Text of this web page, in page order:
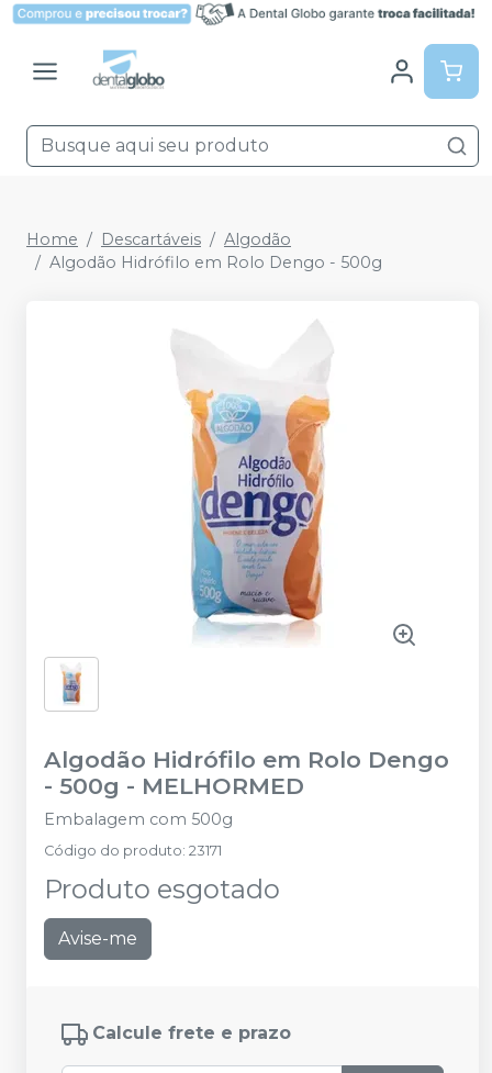
Home Descartáveis
Algodão
Algodão Hidrófilo em Rolo Dengo - 500g
Algodão Hidrófilo em Rolo Dengo
- 500g - MELHORMED
Embalagem com 500g
Código do produto: 23171
Produto esgotado
Avise-me
Calcule frete e prazo